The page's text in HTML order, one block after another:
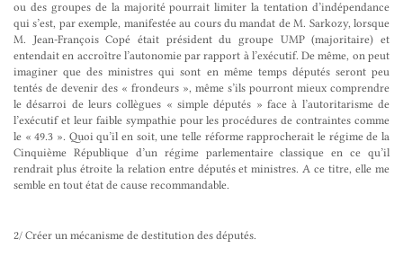
ou des groupes de la majorité pourrait limiter la tentation d’indépendance
qui s’est, par exemple, manifestée au cours du mandat de M. Sarkozy, lorsque
M. Jean-François Copé était président du groupe UMP (majoritaire) et
entendait en accroître l’autonomie par rapport à l’exécutif. De même, on peut
imaginer que des ministres qui sont en même temps députés seront peu
tentés de devenir des « frondeurs », même s’ils pourront mieux comprendre
le désarroi de leurs collègues « simple députés » face à l’autoritarisme de
l’exécutif et leur faible sympathie pour les procédures de contraintes comme
le « 49.3 ». Quoi qu’il en soit, une telle réforme rapprocherait le régime de la
Cinquième République d’un régime parlementaire classique en ce qu’il
rendrait plus étroite la relation entre députés et ministres. A ce titre, elle me
semble en tout état de cause recommandable.
2/ Créer un mécanisme de destitution des députés.